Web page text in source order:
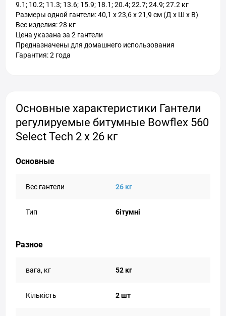
9.1; 10.2; 11.3; 13.6; 15.9; 18.1; 20.4; 22.7; 24.9; 27.2 кг
Размеры одной гантели: 40,1 x 23,6 x 21,9 см (Д x Ш x В)
Вес изделия: 28 кг
Цена указана за 2 гантели
Предназначены для домашнего использования
Гарантия: 2 года
Основные характеристики Гантели
регулируемые битумные Bowflex 560
Select Tech 2 x 26 кг
Основные
Вес гантели 26 кг
Тип бітумні
Разное
вага, кг 52 кг
Кількість 2 шт